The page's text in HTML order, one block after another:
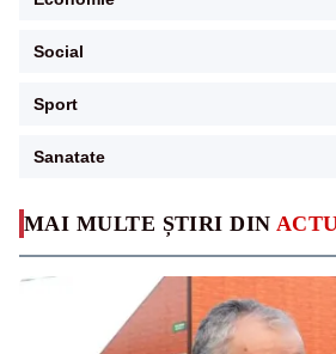
MAI MULTE ȘTIRI DIN
Social
Sport
Sanatate